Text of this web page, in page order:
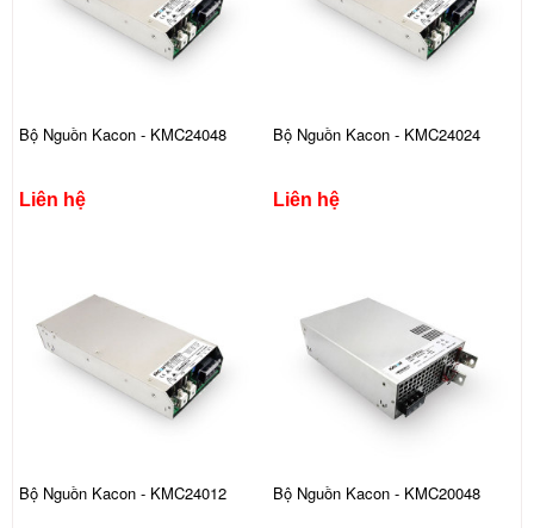
Bộ Nguồn Kacon - KMC24048
Liên hệ
Bộ Nguồn Kacon - KMC24024
Liên hệ
Bộ Nguồn Kacon - KMC24012 Bộ Nguồn Kacon - KMC20048